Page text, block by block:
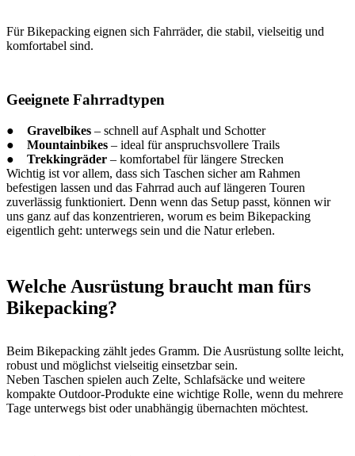
Für Bikepacking eignen sich Fahrräder, die stabil, vielseitig und
komfortabel sind.
Geeignete Fahrradtypen
● Gravelbikes – schnell auf Asphalt und Schotter
● Mountainbikes – ideal für anspruchsvollere Trails
● Trekkingräder – komfortabel für längere Strecken
Wichtig ist vor allem, dass sich Taschen sicher am Rahmen
befestigen lassen und das Fahrrad auch auf längeren Touren
zuverlässig funktioniert. Denn wenn das Setup passt, können wir
uns ganz auf das konzentrieren, worum es beim Bikepacking
eigentlich geht: unterwegs sein und die Natur erleben.
Welche Ausrüstung braucht man fürs
Bikepacking?
Beim Bikepacking zählt jedes Gramm. Die Ausrüstung sollte leicht,
robust und möglichst vielseitig einsetzbar sein.
Neben Taschen spielen auch Zelte, Schlafsäcke und weitere
kompakte Outdoor-Produkte eine wichtige Rolle, wenn du mehrere
Tage unterwegs bist oder unabhängig übernachten möchtest.